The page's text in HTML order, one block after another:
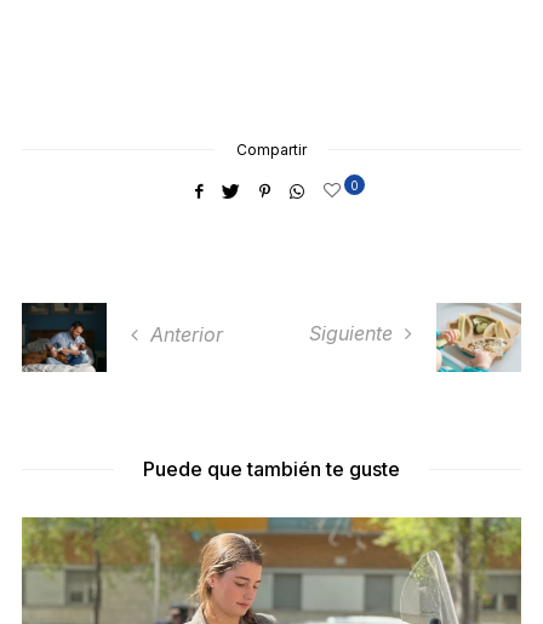
Compartir
0
Anterior Siguiente
Puede que también te guste